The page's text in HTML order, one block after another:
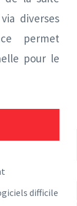
diverses
permet
pour le
difficile